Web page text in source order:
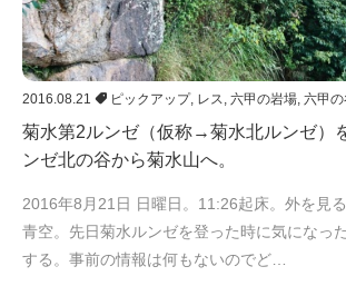
2016.08.21 ピックアップ, レス 六甲の岩場 六甲
菊水第2ルンゼ（仮称→菊水北ルンゼ）
ンゼ北の谷から菊水山へ。
2016年8月21日 日曜日。11:26起床。外を見
青空。先日菊水ルンゼを登った時に気になっ
する。事前の情報は何もないのでど…